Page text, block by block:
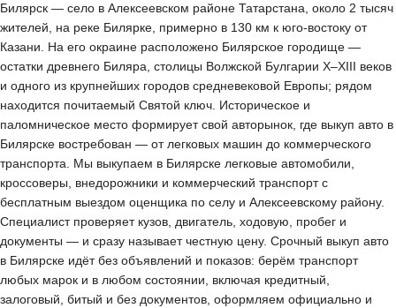
Билярск — село в Алексеевском районе Татарстана, около 2 тысяч
жителей, на реке Билярке, примерно в 130 км к юго-востоку от
Казани. На его окраине расположено Билярское городище —
остатки древнего Биляра, столицы Волжской Булгарии X–XIII веков
и одного из крупнейших городов средневековой Европы; рядом
находится почитаемый Святой ключ. Историческое и
паломническое место формирует свой авторынок, где выкуп авто в
Билярске востребован — от легковых машин до коммерческого
транспорта. Мы выкупаем в Билярске легковые автомобили,
кроссоверы, внедорожники и коммерческий транспорт с
бесплатным выездом оценщика по селу и Алексеевскому району.
Специалист проверяет кузов, двигатель, ходовую, пробег и
документы — и сразу называет честную цену. Срочный выкуп авто
в Билярске идёт без объявлений и показов: берём транспорт
любых марок и в любом состоянии, включая кредитный,
залоговый, битый и без документов, оформляем официально и